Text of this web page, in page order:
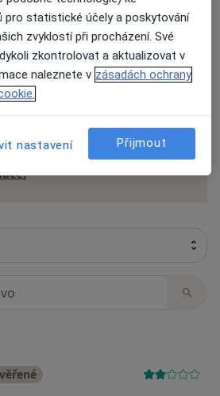
možnost zaplatit za
změnu recenze pacienta.
Další informace o názorech
pro statistické účely a poskytování
zvyklostí při procházení. Své
zkontrolovat a aktualizovat v
naleznete v zásadách ochrany
nastavení Přijmout